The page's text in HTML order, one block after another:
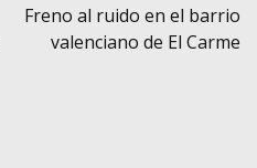
Freno al ruido en el barrio
valenciano de El Carme